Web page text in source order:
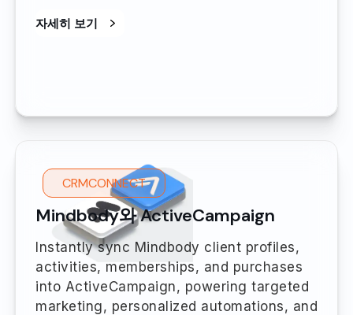
자세히 보기
CRMCONNECT
Mindbody와 ActiveCampaign
Instantly sync Mindbody client profiles,
activities, memberships, and purchases
into ActiveCampaign, powering targeted
marketing, personalized automations, and